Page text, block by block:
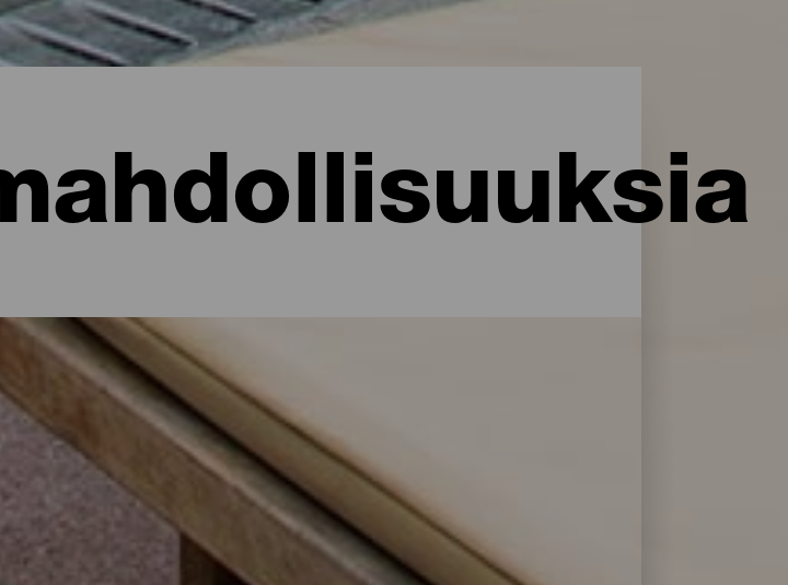
hotellissa, jossa on runsaasti palveluja ja mukavuuksia: La Palma
saaren hieman yli 700 neliökilometrillään. Löydä täydellinen majoitus akkujen
päiväksi Isla Bonitan parhaiden majoitusliikkeitä avulla.